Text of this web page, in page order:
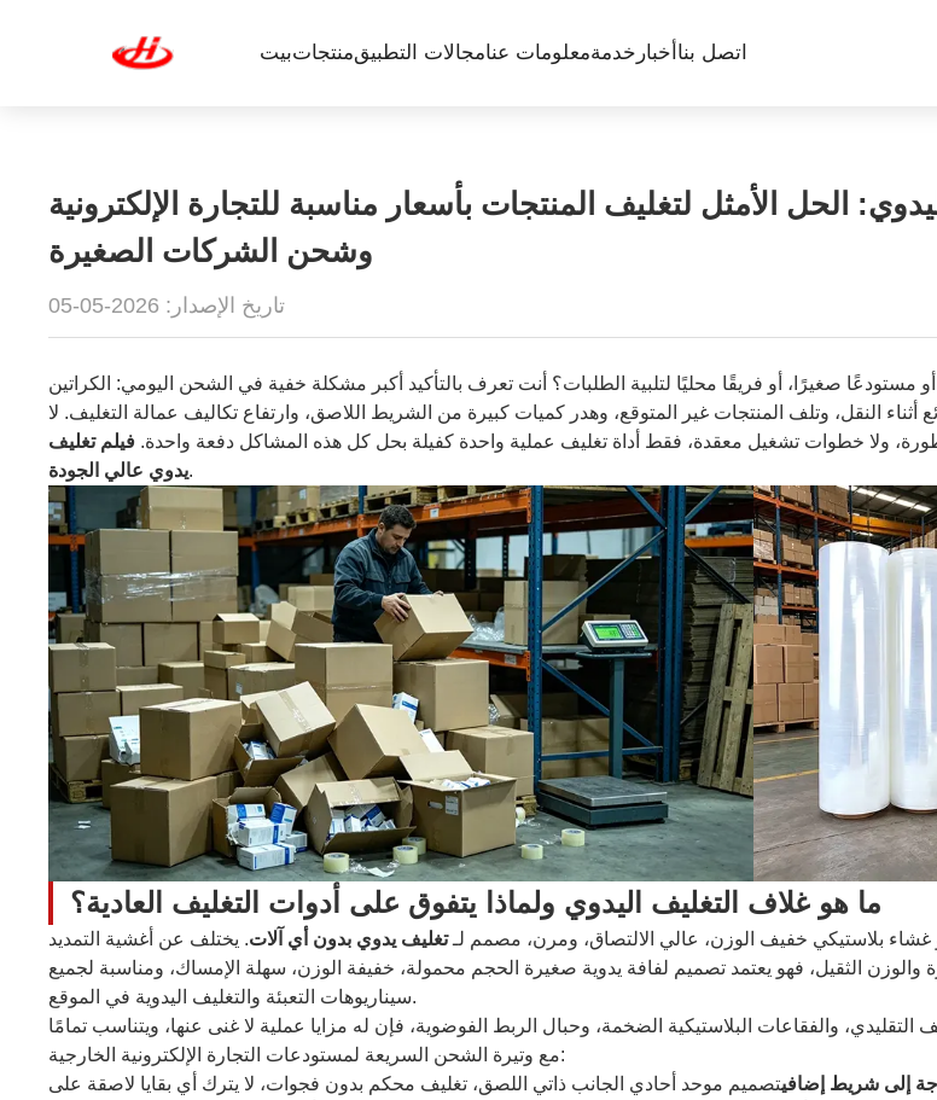
بيتمنتجاتمجالات التطبيقمعلومات عناخدمة أخبار اتصل بنا
الحل الأمثل لتغليف المنتجات بأسعار مناسبة للتجارة الإلكترونية
وشحن الشركات الصغيرة
تاريخ الإصدار: 2026-05-05
أو مستودعًا صغيرًا، أو فريقًا محليًا لتلبية الطلبات؟ أنت تعرف بالتأكيد أكبر مشكلة خفية في الشحن اليومي: الكراتين
أثناء النقل، وتلف المنتجات غير المتوقع، وهدر كميات كبيرة من الشريط اللاصق، وارتفاع تكاليف عمالة التغليف. لا
ولا خطوات تشغيل معقدة، فقط أداة تغليف عملية واحدة كفيلة بحل كل هذه المشاكل دفعة واحدة. فيلم تغليف
يدوي عالي الجودة.
ما هو غلاف التغليف اليدوي ولماذا يتفوق على أدوات التغليف العادية؟
غشاء بلاستيكي خفيف الوزن، عالي الالتصاق، ومرن، مصمم لـتغليف يدوي بدون أي آلات. يختلف عن أغشية التمديد
والوزن الثقيل، فهو يعتمد تصميم لفافة يدوية صغيرة الحجم محمولة، خفيفة الوزن، سهلة الإمساك، ومناسبة لجميع
سيناريوهات التعبئة والتغليف اليدوية في الموقع.
التقليدي، والفقاعات البلاستيكية الضخمة، وحبال الربط الفوضوية، فإن له مزايا عملية لا غنى عنها، ويتناسب تمامًا
مع وتيرة الشحن السريعة لمستودعات التجارة الإلكترونية الخارجية:
إلى شريط إضافيتصميم موحد أحادي الجانب ذاتي اللصق، تغليف محكم بدون فجوات، لا يترك أي بقايا لاصقة على